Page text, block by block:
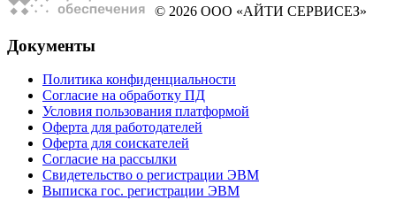
© 2026 ООО «АЙТИ СЕРВИСЕЗ»
Документы
Политика конфиденциальности
Согласие на обработку ПД
Условия пользования платформой
Оферта для работодателей
Оферта для соискателей
Согласие на рассылки
Свидетельство о регистрации ЭВМ
Выписка гос. регистрации ЭВМ